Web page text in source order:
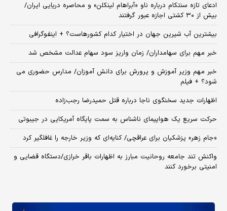
ادعای تازه سنتکام درباره ناو «آبراهام لینکلن» و محاصره دریایی ایران/
بیش از ۳۰ کشتی اجازه عبور گرفتند
بیشترین آب شیرین جهان در اختیار کدام کشورهاست؟ + اینفوگرافی
خبر مهم برای سهامداران/ زمان واریز سود سهام عدالت مشخص شد
خبر مهم وزیر آموزش و پرورش برای دانش آموزان/ مدارس حضوری می
شود؟ + فیلم
اظهارات جدید سخنگوی ناجا درباره قتل حمیدرضا رجب‌زاده
حرکت سریع یک هواپیمای ناشناس به سمت پایگاه آمریکایی در جیبوتی
«جام زهر» پزشکیان برای عراقچی/ کنایه‌ای که وزیر خارجه را غافلگیر کرد
واکنش تند جامعه روحانیت مبارز به اظهارات باقر خرازی/دستگاه قضایی و
امنیتی برخورد کنند